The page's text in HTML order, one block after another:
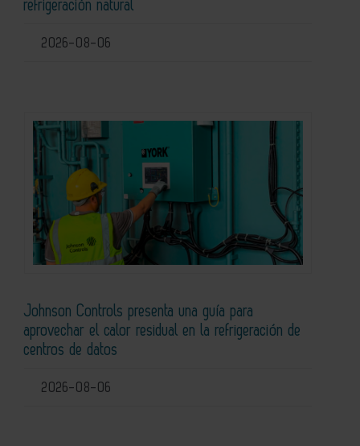
refrigeración natural
2026-08-06
Johnson Controls presenta una guía para
aprovechar el calor residual en la refrigeración de
centros de datos
2026-08-06